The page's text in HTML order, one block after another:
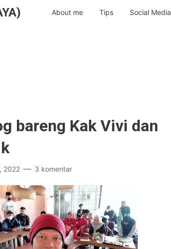
About me Tips Social Media
bareng Kak Vivi dan
2022 3 komentar